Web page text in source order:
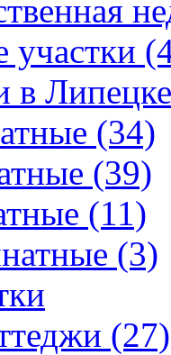
участки
в Липецке
(34)
(39)
(11)
(3)
(27)